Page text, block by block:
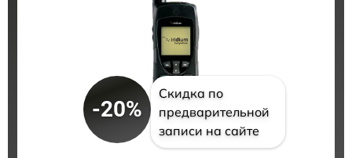
-20%
Скидка по
предварительной
записи на сайте